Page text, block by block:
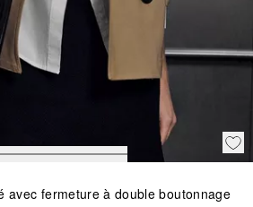
avec fermeture à double boutonnage